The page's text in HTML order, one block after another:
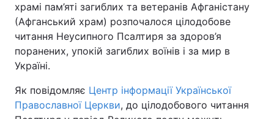
храмі пам’яті загиблих та ветеранів Афганістану
(Афганський храм) розпочалося цілодобове
читання Неусипного Псалтиря за здоров’я
поранених, упокій загиблих воїнів і за мир в
Україні.
Як повідомляє Центр інформації Української
Православної Церкви, до цілодобового читання